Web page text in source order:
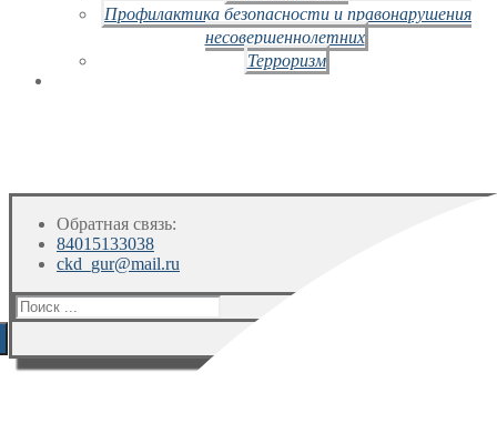
Профилактика безопасности и правонарушения
несовершеннолетних
Терроризм
Обратная связь:
84015133038
ckd_gur@mail.ru
Искать: